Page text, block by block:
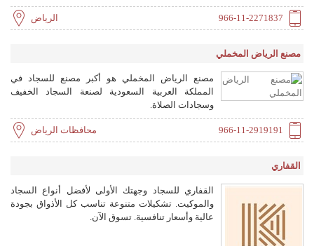
والمطابخ والأثاث المكتبي والأبواب والألواح الخشبية.
تغطي خدماتنا المشاريع الفندقية والسكنية والحكومية
966-11-2271837 الرياض
مصنع الرياض المخملي
مصنع الرياض المخملي هو أكبر مصنع للسجاد في
المملكة العربية السعودية لصنعة السجاد الخفيف
وسجادات الصلاة.
966-11-2919191 محافظات الرياض
القفاري
القفاري للسجاد وجهتك الأولى لأفضل أنواع السجاد
والموكيت. تشكيلات متنوعة تناسب كل الأذواق بجودة
عالية وأسعار تنافسية. تسوق الآن.